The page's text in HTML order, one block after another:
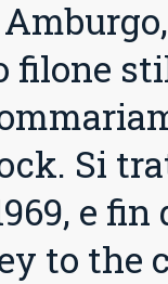
filone
Si
e fin
to the